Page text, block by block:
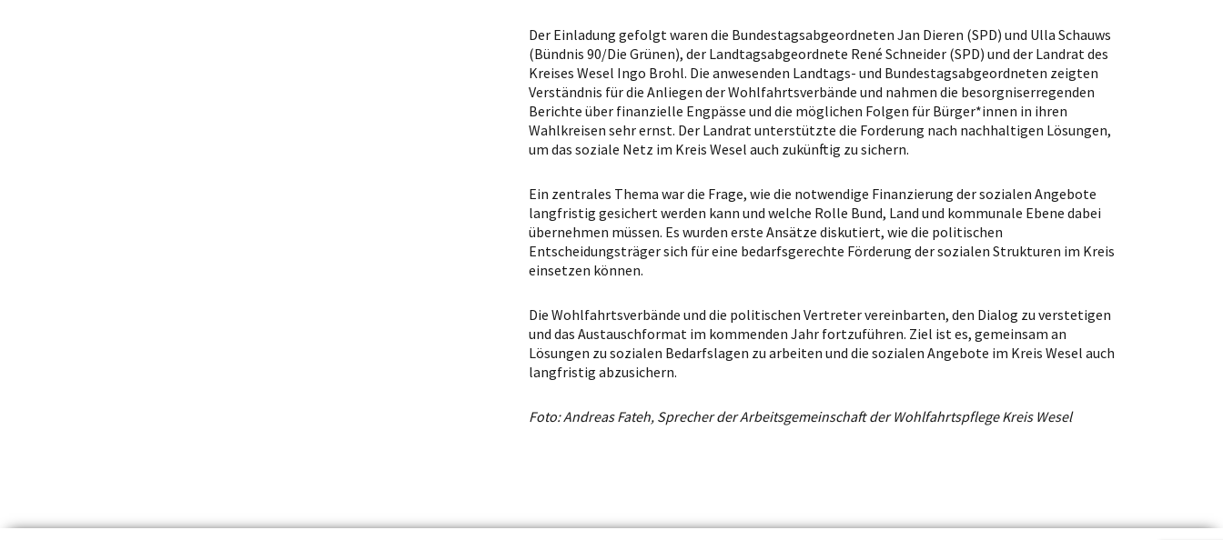
Der Einladung gefolgt waren die Bundestagsabgeordneten Jan Dieren (SPD) und Ulla Schauws
(Bündnis 90/Die Grünen), der Landtagsabgeordnete René Schneider (SPD) und der Landrat des
Kreises Wesel Ingo Brohl. Die anwesenden Landtags- und Bundestagsabgeordneten zeigten
Verständnis für die Anliegen der Wohlfahrtsverbände und nahmen die besorgniserregenden
Berichte über finanzielle Engpässe und die möglichen Folgen für Bürger*innen in ihren
Wahlkreisen sehr ernst. Der Landrat unterstützte die Forderung nach nachhaltigen Lösungen,
um das soziale Netz im Kreis Wesel auch zukünftig zu sichern.
Ein zentrales Thema war die Frage, wie die notwendige Finanzierung der sozialen Angebote
langfristig gesichert werden kann und welche Rolle Bund, Land und kommunale Ebene dabei
übernehmen müssen. Es wurden erste Ansätze diskutiert, wie die politischen
Entscheidungsträger sich für eine bedarfsgerechte Förderung der sozialen Strukturen im Kreis
einsetzen können.
Die Wohlfahrtsverbände und die politischen Vertreter vereinbarten, den Dialog zu verstetigen
und das Austauschformat im kommenden Jahr fortzuführen. Ziel ist es, gemeinsam an
Lösungen zu sozialen Bedarfslagen zu arbeiten und die sozialen Angebote im Kreis Wesel auch
langfristig abzusichern.
Foto: Andreas Fateh, Sprecher der Arbeitsgemeinschaft der Wohlfahrtspflege Kreis Wesel